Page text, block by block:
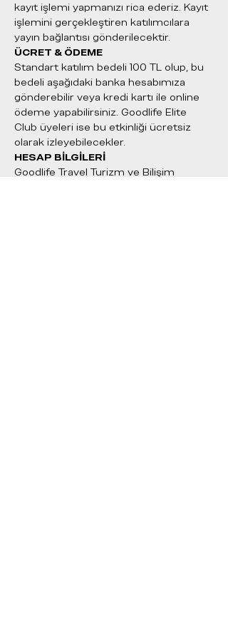
kayıt işlemi yapmanızı rica ederiz. Kayıt
işlemini gerçekleştiren katılımcılara
yayın bağlantısı gönderilecektir.
ÜCRET & ÖDEME
Standart katılım bedeli 100 TL olup, bu
bedeli aşağıdaki banka hesabımıza
gönderebilir veya kredi kartı ile online
ödeme yapabilirsiniz. Goodlife Elite
Club üyeleri ise bu etkinliği ücretsiz
olarak izleyebilecekler.
HESAP BİLGİLERİ
Goodlife Travel Turizm ve Bilişim